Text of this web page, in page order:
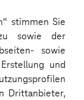
stimmen Sie
sowie der
sowie
und
Drittanbieter,